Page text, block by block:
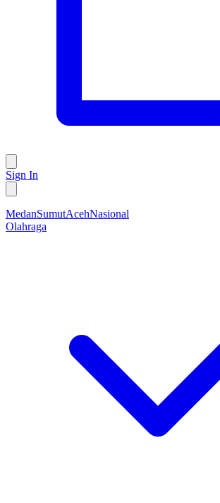
Sign In
MedanSumutAcehNasional
Olahraga